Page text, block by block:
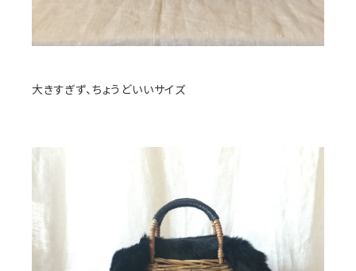
大きすぎず、ちょうどいいサイズ